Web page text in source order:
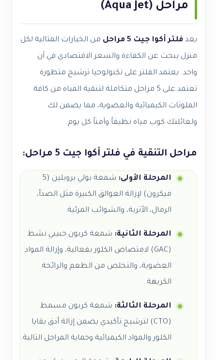
مراحل (Aqua Jet)
يعد فلتر أكوا جيت 5 مراحل
من الخيارات المثالية لكل
منزل يبحث عن الكفاءة والسعر الاقتصادي في آن
واحد. يعتمد الفلتر على تكنولوجيا ترشيح متطورة
تعتمد على 5 مراحل متكاملة لتنقية المياه من كافة
الملوثات الكيميائية والعضوية، مما يضمن لك
ولعائلتك كوب مياه نظيفاً وآمناً كل يوم.
مراحل التنقية في فلتر أكوا جيت 5 مراحل:
المرحلة الأولى:
شمعة بولي بروبلين (5
ميكرون) لإزالة العوالق الكبيرة مثل الصدأ،
الرمال، الأتربة، والشوائب المرئية.
المرحلة الثانية: شمعة كربون حبيبي نشط
(GAC) لامتصاص الكلور بفعالية، وإزالة المواد
العضوية، والتخلص من الطعم والرائحة
الكريهة.
المرحلة الثالثة: شمعة كربون مسمط
(CTO) لترشيح تأكيدي يضمن إزالة أدق بقايا
الكلور والمواد الكيميائية وحماية المراحل التالية.